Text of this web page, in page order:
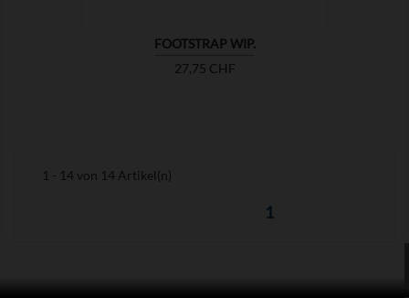
FOOTSTRAP WIP.
Preis
27,75 CHF
1 - 14 von 14 Artikel(n)
1